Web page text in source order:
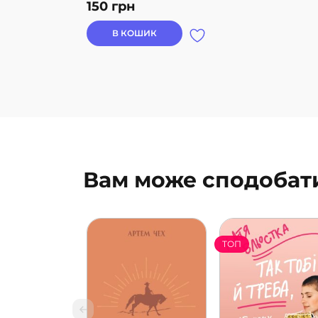
150 грн
В КОШИК
Вам може
ТОП